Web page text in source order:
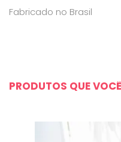
Fabricado no Brasil
PRODUTOS QUE